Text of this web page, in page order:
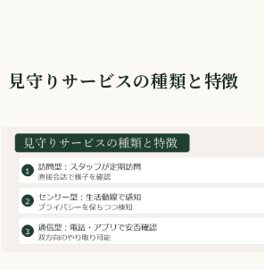
見守りサービスの種類と特徴